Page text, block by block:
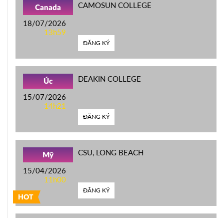
Canada
18/07/2026
13h59
CAMOSUN COLLEGE
ĐĂNG KÝ
Úc
15/07/2026
14h21
DEAKIN COLLEGE
ĐĂNG KÝ
HOT
Mỹ
15/04/2026
11h00
CSU, LONG BEACH
ĐĂNG KÝ